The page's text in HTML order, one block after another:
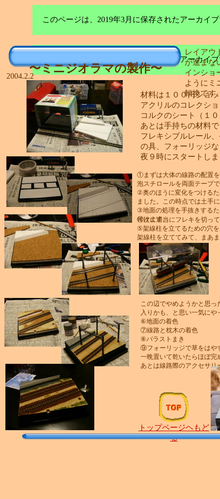
このページは、2019年3月に保存されたアーカイ
〜ミニジオラマの製作〜
レイアウ
が進まな
インショ
ようにミ
転換です
トップページヘもど
る
①まずは大体の線路の配置
泡スチロールを両面テープ
②奥のほうに変化をつける
ました。この時点では土手
③地面の処理を手抜きする
付けます。
材料は１００円ショ
アクリルのコレクシ
コルクのシート（１
あとは手持ちの材料で
フレキシブルレール
の具、フォーリッジ
夜９時にスタートし
2004.2.2
④次に適当にフレキを切っ
⑤架線柱を立てるための穴
架線柱を立ててみて、まあ
この辺でやめようかと思
入りかも、と思い一気にや
⑥地面の着色
⑦線路と枕木の着色
⑧バラストまき
⑨フォーリッジで草をはや
一晩置いて乾いたらほぼ完
あとは線路際のアクセサリ
このページは、2019年3月に保存されたアーカ